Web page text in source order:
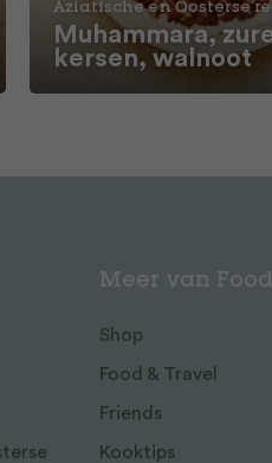
Aziatische en Oosterse
Muhammara,
kersen, walnoot
Meer van
Shop
Food & Travel
Friends
Kooktips